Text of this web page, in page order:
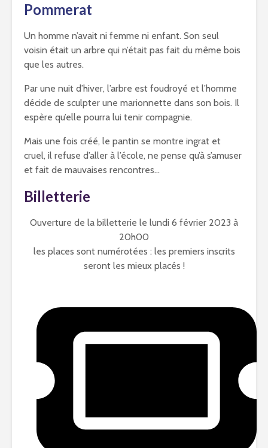
Pommerat
Un homme n’avait ni femme ni enfant. Son seul
voisin était un arbre qui n’était pas fait du même bois
que les autres.
Par une nuit d’hiver, l’arbre est foudroyé et l’homme
décide de sculpter une marionnette dans son bois. Il
espère qu’elle pourra lui tenir compagnie.
Mais une fois créé, le pantin se montre ingrat et
cruel, il refuse d’aller à l’école, ne pense qu’à s’amuser
et fait de mauvaises rencontres…
Billetterie
Ouverture de la billetterie le lundi 6 février 2023 à
20h00
les places sont numérotées : les premiers inscrits
seront les mieux placés !